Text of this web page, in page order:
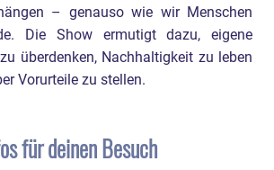
– genauso wie wir Menschen
Die Show ermutigt dazu, eigene
überdenken, Nachhaltigkeit zu leben
Vorurteile zu stellen.
für deinen Besuch